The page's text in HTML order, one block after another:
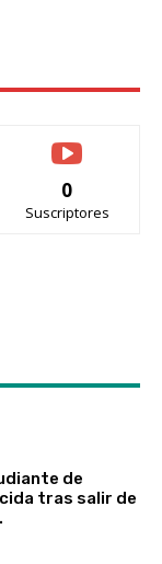
0
Suscriptores
de
tras salir de